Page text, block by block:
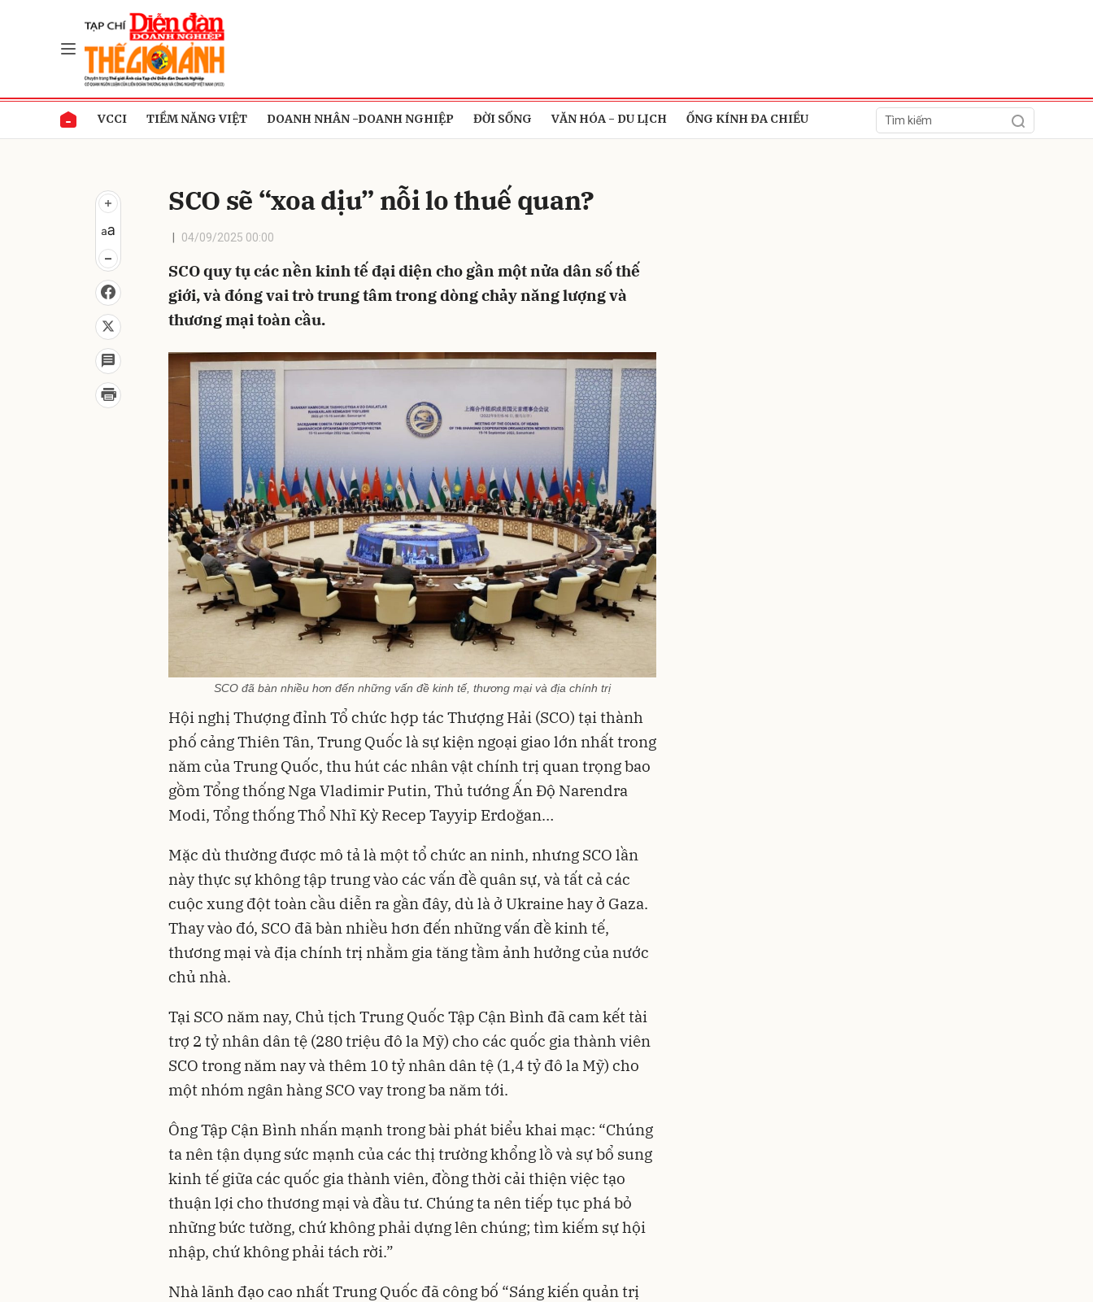
VCCI TIỀM NĂNG VIỆT DOANH NHÂN -DOANH NGHIỆP ĐỜI SỐNG VĂN HÓA - DU LỊCH ỐNG KÍNH ĐA CHIỀU
SCO sẽ “xoa dịu” nỗi lo thuế quan?
04/09/2025 00:00
SCO quy tụ các nền kinh tế đại diện cho gần một nửa dân số thế
giới, và đóng vai trò trung tâm trong dòng chảy năng lượng và
thương mại toàn cầu.
SCO đã bàn nhiều hơn đến những vấn đề kinh tế, thương mại và địa chính trị
Hội nghị Thượng đỉnh Tổ chức hợp tác Thượng Hải (SCO) tại thành
phố cảng Thiên Tân, Trung Quốc là sự kiện ngoại giao lớn nhất trong
năm của Trung Quốc, thu hút các nhân vật chính trị quan trọng bao
gồm Tổng thống Nga Vladimir Putin, Thủ tướng Ấn Độ Narendra
Modi, Tổng thống Thổ Nhĩ Kỳ Recep Tayyip Erdoğan…
Mặc dù thường được mô tả là một tổ chức an ninh, nhưng SCO lần
này thực sự không tập trung vào các vấn đề quân sự, và tất cả các
cuộc xung đột toàn cầu diễn ra gần đây, dù là ở Ukraine hay ở Gaza.
Thay vào đó, SCO đã bàn nhiều hơn đến những vấn đề kinh tế,
thương mại và địa chính trị nhằm gia tăng tầm ảnh hưởng của nước
chủ nhà.
Tại SCO năm nay, Chủ tịch Trung Quốc Tập Cận Bình đã cam kết tài
trợ 2 tỷ nhân dân tệ (280 triệu đô la Mỹ) cho các quốc gia thành viên
SCO trong năm nay và thêm 10 tỷ nhân dân tệ (1,4 tỷ đô la Mỹ) cho
một nhóm ngân hàng SCO vay trong ba năm tới.
Ông Tập Cận Bình nhấn mạnh trong bài phát biểu khai mạc: “Chúng
ta nên tận dụng sức mạnh của các thị trường khổng lồ và sự bổ sung
kinh tế giữa các quốc gia thành viên, đồng thời cải thiện việc tạo
thuận lợi cho thương mại và đầu tư. Chúng ta nên tiếp tục phá bỏ
những bức tường, chứ không phải dựng lên chúng; tìm kiếm sự hội
nhập, chứ không phải tách rời.”
Nhà lãnh đạo cao nhất Trung Quốc đã công bố “Sáng kiến ​​quản trị